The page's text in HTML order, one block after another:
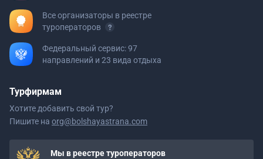
Все организаторы в реестре
туроператоров
Федеральный сервис: 97
направлений и 23 вида отдыха
Турфирмам
Хотите добавить свой тур?
Пишите на org@bolshayastrana.com
Мы в реестре туроператоров